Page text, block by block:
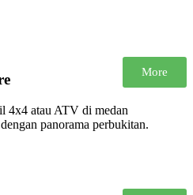
4x4 atau ATV di medan
panorama perbukitan.
More